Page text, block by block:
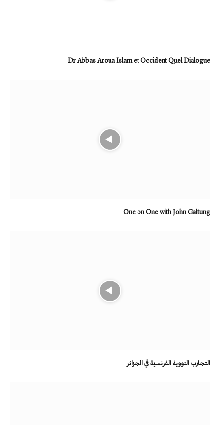
Dr Abbas Aroua Islam et Occident Quel Dialogue
One on One with John Galtung
التجارب النووية الفرنسية في الجزائر